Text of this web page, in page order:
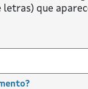
letras) que